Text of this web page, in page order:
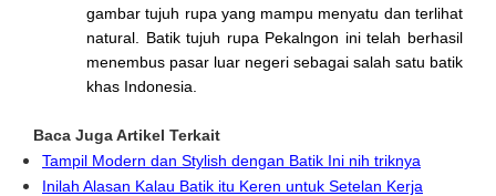
gambar tujuh rupa yang mampu menyatu dan terlihat
natural. Batik tujuh rupa Pekalngon ini telah berhasil
menembus pasar luar negeri sebagai salah satu batik
khas Indonesia.
Baca Juga Artikel Terkait
Tampil Modern dan Stylish dengan Batik Ini nih triknya
Inilah Alasan Kalau Batik itu Keren untuk Setelan Kerja